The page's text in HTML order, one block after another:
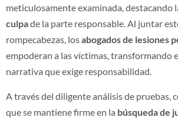
meticulosamente examinada, destacando
culpade la parte responsable. Al juntar
rompecabezas, losabogados de lesiones
empoderan a las víctimas, transformando
narrativa que exige responsabilidad.
A través del diligente análisis de pruebas,
que se mantiene firme en la búsqueda de